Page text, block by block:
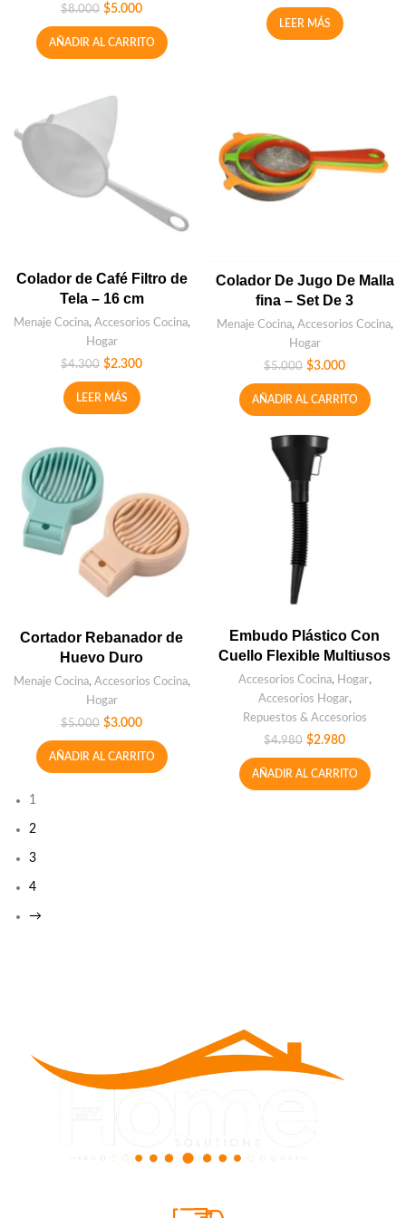
$8.000 $5.000
AÑADIR AL CARRITO
LEER MÁS
Colador de Café Filtro de
Tela – 16 cm
Menaje Cocina, Accesorios Cocina,
Hogar
$4.300 $2.300
LEER MÁS
Colador De Jugo De Malla
fina – Set De 3
Menaje Cocina, Accesorios Cocina,
Hogar
$5.000 $3.000
AÑADIR AL CARRITO
Cortador Rebanador de
Huevo Duro
Menaje Cocina, Accesorios Cocina,
Hogar
$5.000 $3.000
AÑADIR AL CARRITO
Embudo Plástico Con
Cuello Flexible Multiusos
Accesorios Cocina, Hogar,
Accesorios Hogar,
Repuestos & Accesorios
$4.980 $2.980
AÑADIR AL CARRITO
1
2
3
4
→